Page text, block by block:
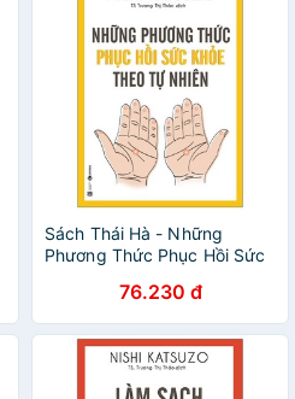
Sách Thái Hà - Những
Phương Thức Phục Hồi Sức
Bản 2021) - Nishi Katsuzo
76.230 đ